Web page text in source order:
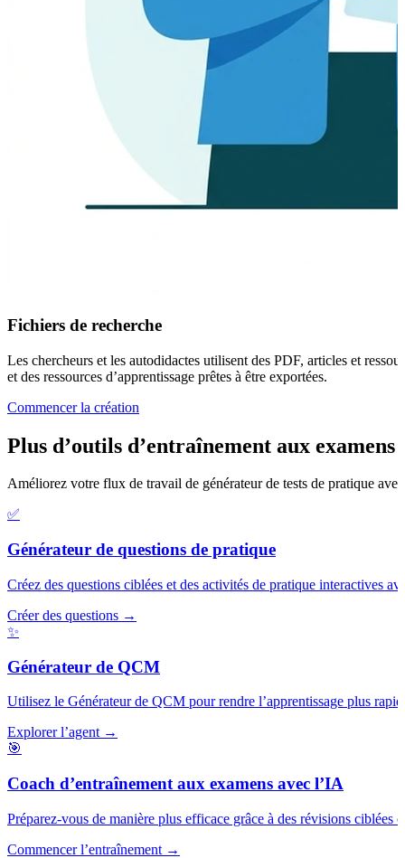
Fichiers de recherche
Les chercheurs et les autodidactes utilisent des PDF, articles et
et des ressources d’apprentissage prêtes à être exportées.
Commencer la création
Plus d’outils d’entraînement aux
Améliorez votre flux de travail de générateur de tests de pratique
✅
Générateur de questions de pratique
Créez des questions ciblées et des activités de pratique interactives
Créer des questions →
✨
Générateur de QCM
Utilisez le Générateur de QCM pour rendre l’apprentissage plus
Explorer l’agent →
🎯
Coach d’entraînement aux examens avec l’IA
Préparez-vous de manière plus efficace grâce à des révisions ciblées
Commencer l’entraînement →